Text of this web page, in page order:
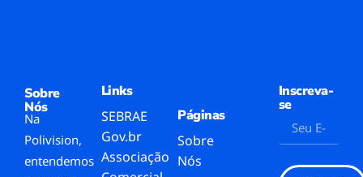
Sobre
Nós
Na
Polivision,
entendemos
Links
SEBRAE
Gov.br
Associação
Páginas
Sobre
Nós
Inscreva-
se